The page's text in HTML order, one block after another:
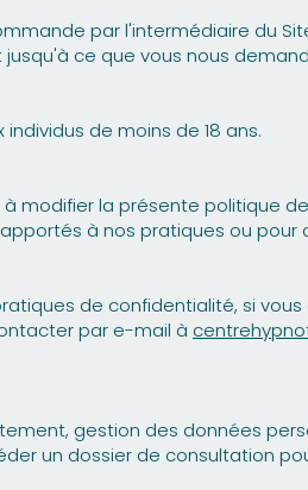
par l'intermédiaire du
ce que vous nous
de moins de 18 ans.
modifier la présente politique
à nos pratiques ou
de confidentialité, si
par e-mail à
gestion des données
un dossier de consultation